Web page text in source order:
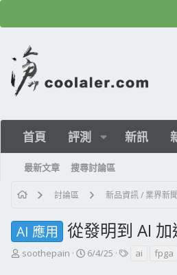
首頁 評測 新訊
最新文章 搜尋討論區
討論區 新品資訊 / 業界新聞
AI 應用 從發明到 AI
主
soothepain
開
6/4/25
標ai fpga